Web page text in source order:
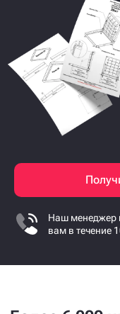
Наш менеджер
вам в течение